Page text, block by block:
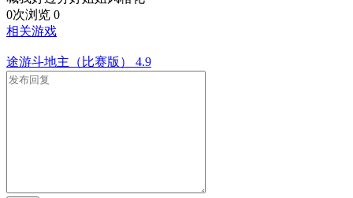
0次浏览 0
相关游戏
途游斗地主（比赛版） 4.9